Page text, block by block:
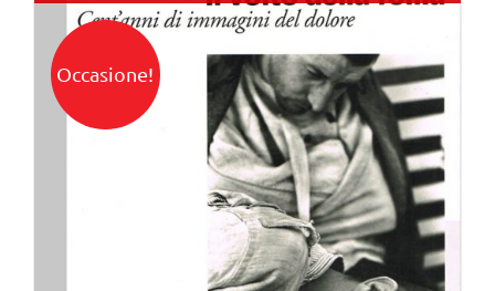
€17,00.€15,00.
Occasione!